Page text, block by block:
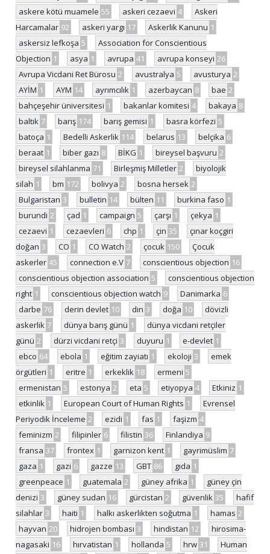
askere kötü muamele 55 askeri cezaevi 4
Askeri
Harcamalar 92 askeri yargı 17 Askerlik Kanunu 1
askersiz lefkoşa 5
Association for Conscientious
Objection 1 asya 1 avrupa 41 avrupa konseyi 26
Avrupa Vicdani Ret Bürosu 2 avustralya 5 avusturya 2
AYİM 1 AYM 14 ayrımcılık 1 azerbaycan 8 bae 2
bahçeşehir üniversitesi 1 bakanlar komitesi 4 bakaya 8
baltık 7 barış 174 barış gemisi 1 basra körfezi 5
batoça 1 Bedelli Askerlik 114 belarus 13 belçika 6
beraat 1 biber gazı 8 BİKG 1 bireysel başvuru 2
bireysel silahlanma 71 Birleşmiş Milletler 2
biyolojik
silah 1 bm 172 bolivya 2 bosna hersek 2
Bulgaristan 3 bulletin 14 bülten 11 burkina faso 1
burundi 2 çad 1 campaign 5 çarşı 1 çekya 1
cezaevi 1 cezaevleri 6 chp 1 çin 35
çınar koçgiri
doğan 3 CO 1 CO Watch 2 çocuk 150
Çocuk
askerler 45 connection e.V 7 conscientious objection 16
conscientious objection association 5
conscientious objection
right 1 conscientious objection watch 9 Danimarka 6
darbe 76 derin devlet 10 din 3 doğa 10
dövizli
askerlik 7 dünya barış günü 1
dünya vicdani retçiler
günü 2 dürzi vicdani retçi 3 duyuru 1 e-devlet 1
ebco 64 ebola 1 eğitim zayiatı 1 ekoloji 3
emek
örgütleri 1 eritre 1 erkeklik 18 ermeni 5
ermenistan 5 estonya 2 eta 5 etiyopya 4 Etkiniz 1
etkinlik 1 European Court of Human Rights 1
Evrensel
Periyodik İnceleme 2 ezidi 1 fas 1 faşizm 4
feminizm 2 filipinler 6 filistin 36 Finlandiya 9
fransa 37 frontex 1 garnizon kent 1 gayrimüslim 7
gaza 1 gazi 6 gazze 13 GBT 86 gıda 1
greenpeace 1 guatemala 2 güney afrika 1
güney çin
denizi 3 güney sudan 16 gürcistan 2 güvenlik 35
hafif
silahlar 3 haiti 1 halkı askerlikten soğutma 1 hamas 2
hayvan 20 hidrojen bombası 3 hindistan 12
hirosima-
nagasaki 16 hırvatistan 1 hollanda 5 hrw 31
Human